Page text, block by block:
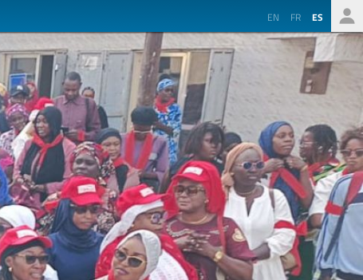
EN FR ES